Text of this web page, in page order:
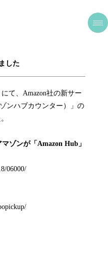
した
て、Amazon社の新サー
ンハブカウンター）」の
ゾンが「Amazon Hub」
06000/